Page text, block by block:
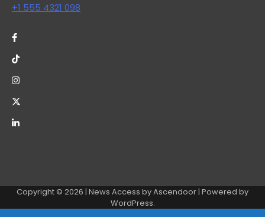
+1 555 4321 098
Copyright © 2026 | News Access byAscendoor| Powered by
WordPress.